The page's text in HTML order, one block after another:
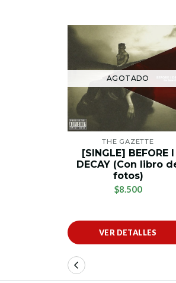
AGOTADO
THE GAZETTE
[SINGLE] BEFORE I
DECAY (Con libro
fotos)
$8.500
VER DETALLES